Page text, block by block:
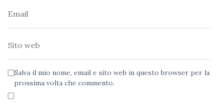
Salva il mio nome, email e sito web in questo browser per la
prossima volta che commento.